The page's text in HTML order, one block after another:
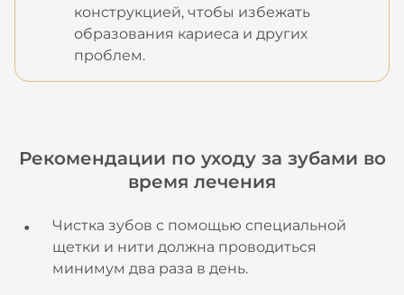
конструкцией, чтобы избежать
образования кариеса и других
проблем.
Рекомендации по уходу за зубами во
время лечения
Чистка зубов с помощью специальной
щетки и нити должна проводиться
минимум два раза в день.